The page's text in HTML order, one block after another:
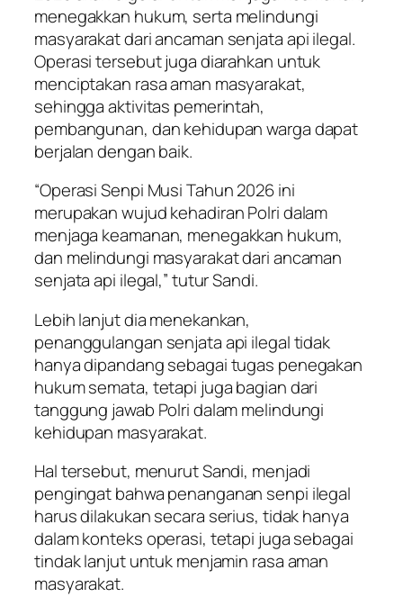
menegakkan hukum, serta melindungi
masyarakat dari ancaman senjata api ilegal.
Operasi tersebut juga diarahkan untuk
menciptakan rasa aman masyarakat,
sehingga aktivitas pemerintah,
pembangunan, dan kehidupan warga dapat
berjalan dengan baik.
“Operasi Senpi Musi Tahun 2026 ini
merupakan wujud kehadiran Polri dalam
menjaga keamanan, menegakkan hukum,
dan melindungi masyarakat dari ancaman
senjata api ilegal,” tutur Sandi.
Lebih lanjut dia menekankan,
penanggulangan senjata api ilegal tidak
hanya dipandang sebagai tugas penegakan
hukum semata, tetapi juga bagian dari
tanggung jawab Polri dalam melindungi
kehidupan masyarakat.
Hal tersebut, menurut Sandi, menjadi
pengingat bahwa penanganan senpi ilegal
harus dilakukan secara serius, tidak hanya
dalam konteks operasi, tetapi juga sebagai
tindak lanjut untuk menjamin rasa aman
masyarakat.